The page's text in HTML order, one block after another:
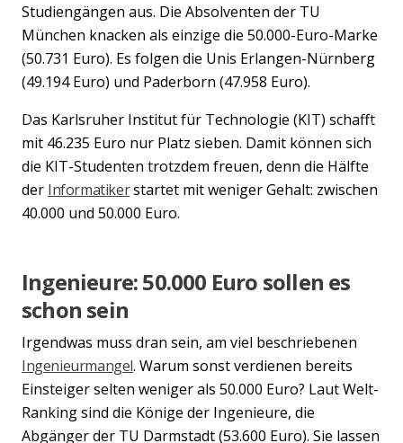
Previous Next
Studiengängen aus. Die Absolventen der TU
München knacken als einzige die 50.000-Euro-Marke
(50.731 Euro). Es folgen die Unis Erlangen-Nürnberg
(49.194 Euro) und Paderborn (47.958 Euro).
Das Karlsruher Institut für Technologie (KIT) schafft
mit 46.235 Euro nur Platz sieben. Damit können sich
die KIT-Studenten trotzdem freuen, denn die Hälfte
der Informatikerstartet mit weniger Gehalt: zwischen
40.000 und 50.000 Euro.
Ingenieure: 50.000 Euro sollen es
schon sein
Irgendwas muss dran sein, am viel beschriebenen
Ingenieurmangel. Warum sonst verdienen bereits
Einsteiger selten weniger als 50.000 Euro? Laut Welt-
Ranking sind die Könige der Ingenieure, die
Abgänger der TU Darmstadt (53.600 Euro). Sie lassen